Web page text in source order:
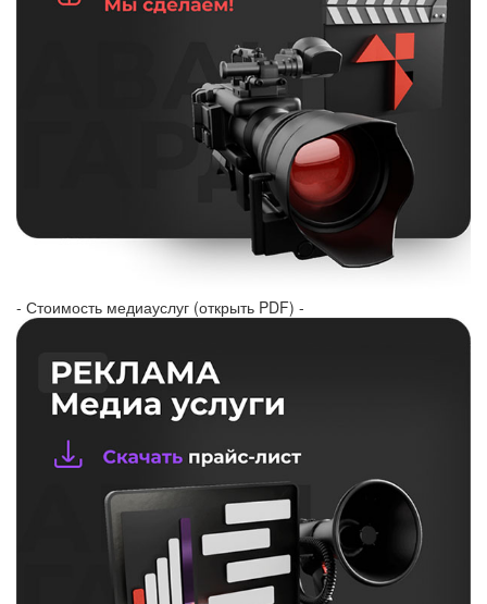
- Стоимость медиауслуг (открыть PDF) -